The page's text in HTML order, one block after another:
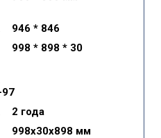
946 * 846
998 * 898 * 30
2 года
998x30x898 мм